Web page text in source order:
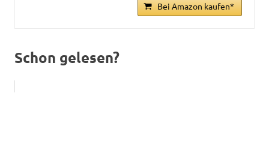
Bei Amazon kaufen*
Schon gelesen?